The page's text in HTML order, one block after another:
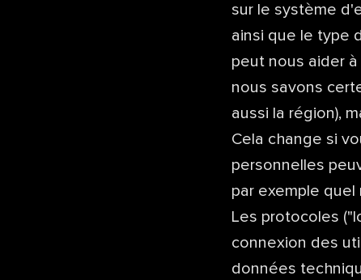
sur le système
ainsi que le type
peut nous aider
nous savons
aussi la région),
Cela change si
personnelles
par exemple
Les protocoles
connexion des
données